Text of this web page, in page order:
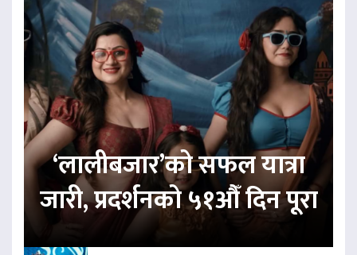
‘लालीबजार’को सफल यात्रा
जारी, प्रदर्शनको ५१औँ दिन पूरा